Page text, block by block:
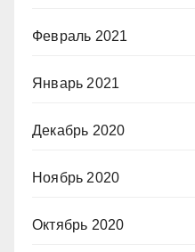
Февраль 2021
Январь 2021
Декабрь 2020
Ноябрь 2020
Октябрь 2020